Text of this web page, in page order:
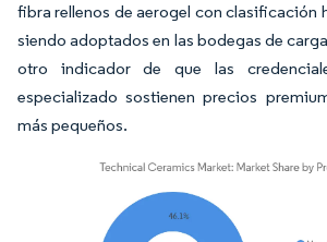
fibra rellenos de aerogel con clasificación
siendo adoptados en las bodegas de
otro indicador de que las
especializado sostienen precios
más pequeños.